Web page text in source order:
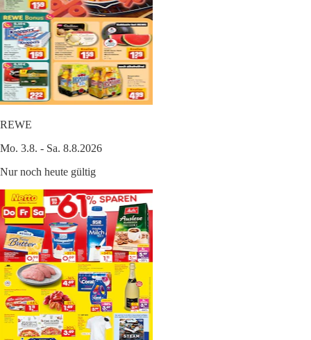
REWE
Mo. 3.8. - Sa. 8.8.2026
Nur noch heute gültig